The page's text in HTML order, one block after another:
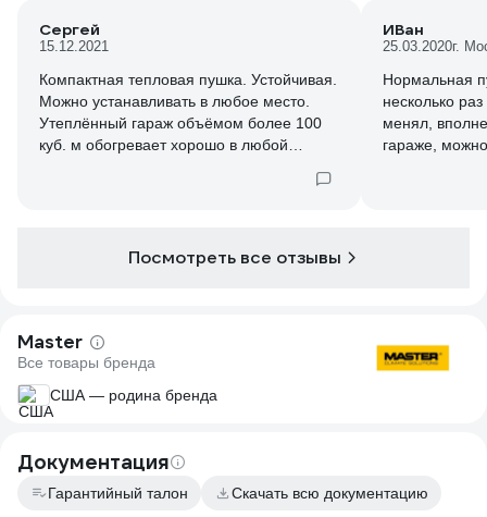
Сергей
15.12.2021
Компактная тепловая пушка. Устойчивая.
Можно устанавливать в любое место.
Утеплённый гараж объёмом более 100
куб. м обогревает хорошо в любой
ИВан
25.03.2020г.
Нормальная
несколько раз гараже зимой когда масло
менял,
гараже,
Посмотреть все отзывы
Master
Все товары бренда
США — родина бренда
Документация
Гарантийный талон Скачать всю документацию